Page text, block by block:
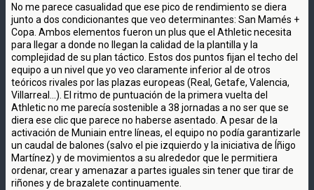
No me parece casualidad que ese pico de rendimiento se diera
junto a dos condicionantes que veo determinantes: San Mamés +
Copa. Ambos elementos fueron un plus que el Athletic necesita
para llegar a donde no llegan la calidad de la plantilla y la
complejidad de su plan táctico. Estos dos puntos fijan el techo del
equipo a un nivel que yo veo claramente inferior al de otros
teóricos rivales por las plazas europeas (Real, Getafe, Valencia,
Villarreal...). El ritmo de puntuación de la primera vuelta del
Athletic no me parecía sostenible a 38 jornadas a no ser que se
diera ese clic que parece no haberse asentado. A pesar de la
activación de Muniain entre líneas, el equipo no podía garantizarle
un caudal de balones (salvo el pie izquierdo y la iniciativa de Íñigo
Martínez) y de movimientos a su alrededor que le permitiera
ordenar, crear y amenazar a partes iguales sin tener que tirar de
riñones y de brazalete continuamente.